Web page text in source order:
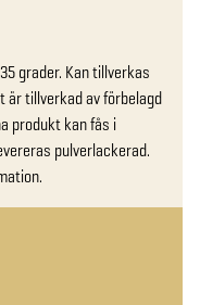
grader. Kan tillverkas
är tillverkad av förbelagd
produkt kan fås i
pulverlackerad.